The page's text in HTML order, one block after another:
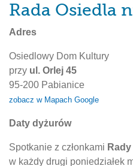
Rada Osiedla
Adres
Osiedlowy Dom Kultury
przy ul. Orlej 45
95-200 Pabianice
zobacz w Mapach Google
Daty dyżurów
Spotkanie z członkami
w każdy drugi poniedziałek